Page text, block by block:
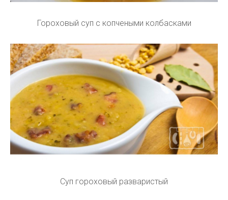
Гороховый суп с копчеными колбасками
Суп гороховый разваристый